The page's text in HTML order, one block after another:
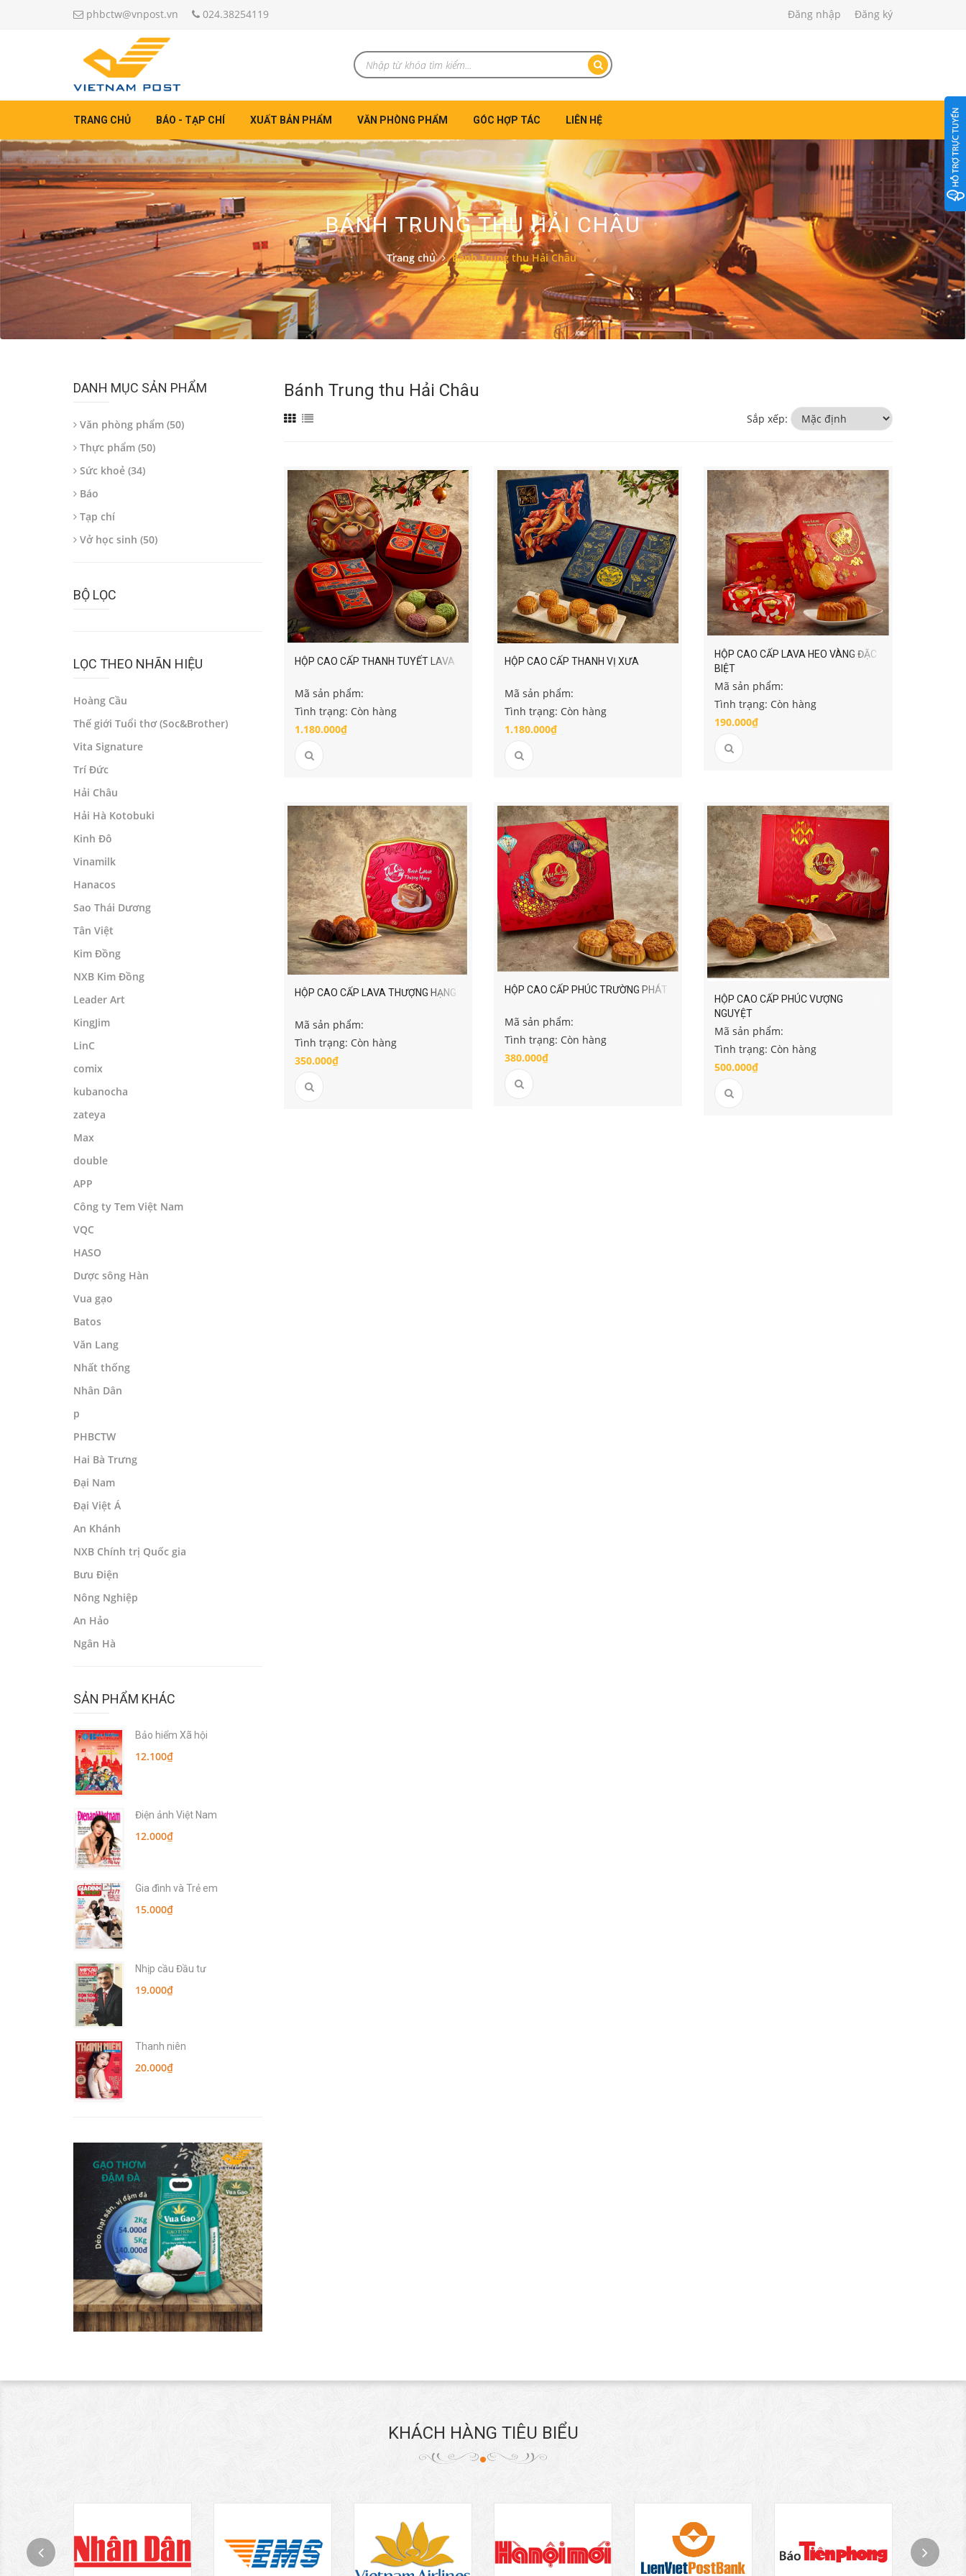
phbctw@vnpost.vn 024.38254119 Đăng nhập Đăng ký
TRANG CHỦ BÁO - TẠP CHÍ XUẤT BẢN PHẨM VĂN PHÒNG PHẨM GÓC HỢP TÁC LIÊN HỆ
BÁNH TRUNG THU HẢI CHÂU
Trang chủ Bánh Trung thu Hải Châu
Bánh Trung thu Hải Châu
Sắp xếp:
HỘP CAO CẤP THANH TUYẾT LAVA
Mã sản phẩm:
Tình trạng: Còn hàng
1.180.000₫
HỘP CAO CẤP THANH VỊ XƯA
Mã sản phẩm:
Tình trạng: Còn hàng
1.180.000₫
HỘP CAO CẤP LAVA HEO VÀNG ĐẶC
BIỆT
Mã sản phẩm:
Tình trạng: Còn hàng
190.000₫
HỘP CAO CẤP LAVA THƯỢNG HẠNG
Mã sản phẩm:
Tình trạng: Còn hàng
350.000₫
HỘP CAO CẤP PHÚC TRƯỜNG PHÁT
Mã sản phẩm:
Tình trạng: Còn hàng
380.000₫
HỘP CAO CẤP PHÚC VƯỢNG
NGUYỆT
Mã sản phẩm:
Tình trạng: Còn hàng
500.000₫
DANH MỤC SẢN PHẨM
Văn phòng phẩm (50)
Thực phẩm (50)
Sức khoẻ (34)
Báo
Tạp chí
Vở học sinh (50)
BỘ LỌC
LỌC THEO NHÃN HIỆU
Hoàng Cầu
Thế giới Tuổi thơ (Soc&Brother)
Vita Signature
Trí Đức
Hải Châu
Hải Hà Kotobuki
Kinh Đô
Vinamilk
Hanacos
Sao Thái Dương
Tân Việt
Kim Đồng
NXB Kim Đồng
Leader Art
KingJim
LinC
comix
kubanocha
zateya
Max
double
APP
Công ty Tem Việt Nam
VQC
HASO
Dược sông Hàn
Vua gạo
Batos
Văn Lang
Nhất thống
Nhân Dân
p
PHBCTW
Hai Bà Trưng
Đại Nam
Đại Việt Á
An Khánh
NXB Chính trị Quốc gia
Bưu Điện
Nông Nghiệp
An Hảo
Ngân Hà
SẢN PHẨM KHÁC
Bảo hiểm Xã hội
12.100₫
Điện ảnh Việt Nam
12.000₫
Gia đình và Trẻ em
15.000₫
Nhịp cầu Đầu tư
19.000₫
Thanh niên
20.000₫
KHÁCH HÀNG TIÊU BIỂU